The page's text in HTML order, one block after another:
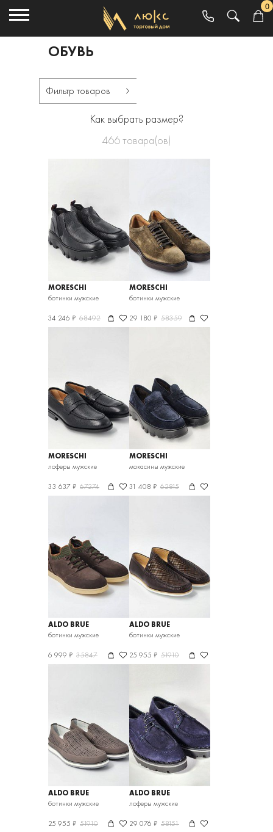
0
ОБУВЬ
Фильтр товаров
Как выбрать размер?
466товара(ов)
MORESCHI
ботинки мужские
34 246 ₽ 68492
MORESCHI
ботинки мужские
29 180 ₽ 58359
MORESCHI
лоферы мужские
33 637 ₽ 67274
MORESCHI
мокасины мужские
31 408 ₽ 62815
ALDO BRUE
ботинки мужские
6 999 ₽ 35847
ALDO BRUE
ботинки мужские
25 955 ₽ 51910
ALDO BRUE
ботинки мужские
25 955 ₽ 51910
ALDO BRUE
лоферы мужские
29 076 ₽ 58151